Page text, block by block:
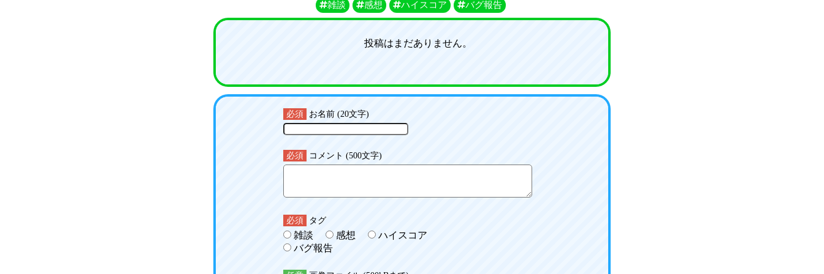
雑談 感想 ハイスコア バグ報告
投稿はまだありません。
必須 お名前 (20文字)
必須 コメント (500文字)
必須 タグ
雑談 感想
ハイスコア
バグ報告